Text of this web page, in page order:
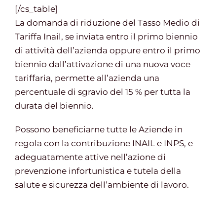
[/cs_table]
La domanda di riduzione del Tasso Medio di
Tariffa Inail, se inviata entro il primo biennio
di attività dell’azienda oppure entro il primo
biennio dall’attivazione di una nuova voce
tariffaria, permette all’azienda una
percentuale di sgravio del 15 % per tutta la
durata del biennio.
Possono beneficiarne tutte le Aziende in
regola con la contribuzione INAIL e INPS, e
adeguatamente attive nell’azione di
prevenzione infortunistica e tutela della
salute e sicurezza dell’ambiente di lavoro.